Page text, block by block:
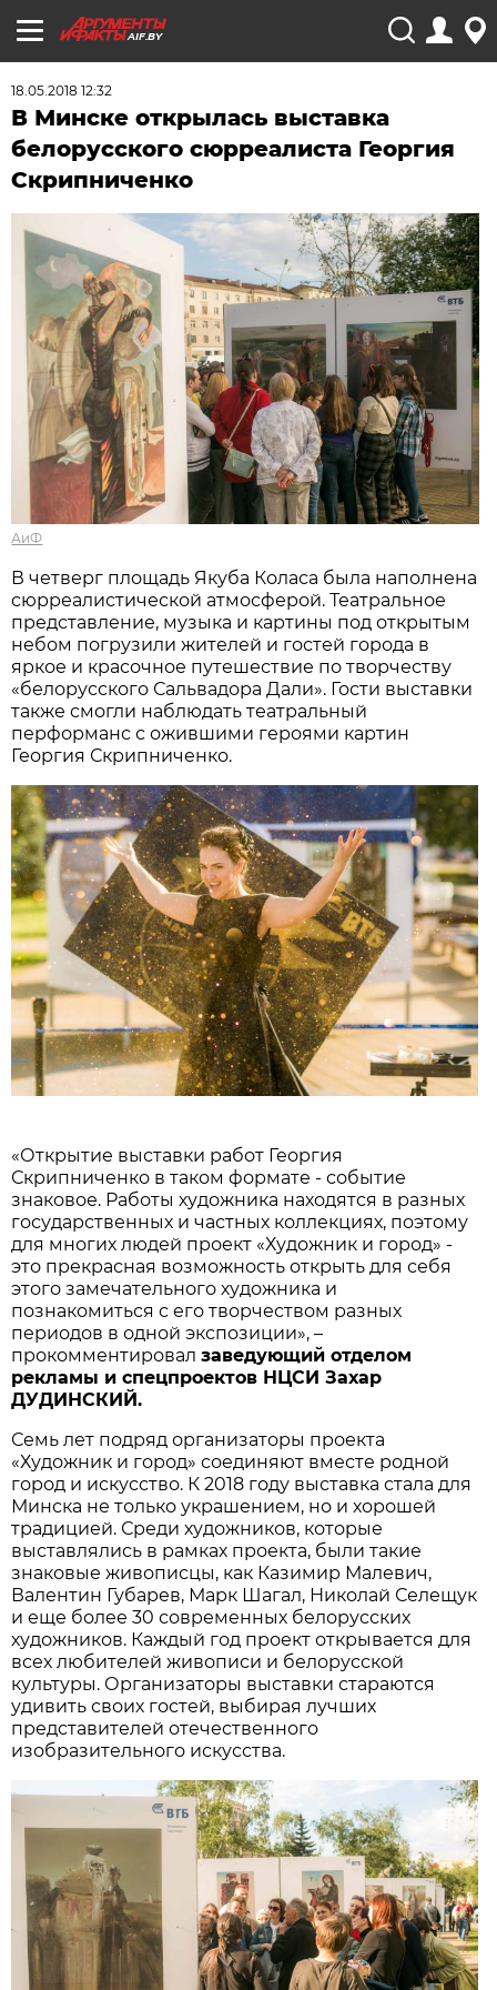
AIF.BY
18.05.2018 12:32
В Минске открылась выставка
белорусского сюрреалиста Георгия
Скрипниченко
АиФ
В четверг площадь Якуба Коласа была наполнена
сюрреалистической атмосферой. Театральное
представление, музыка и картины под открытым
небом погрузили жителей и гостей города в
яркое и красочное путешествие по творчеству
«белорусского Сальвадора Дали». Гости выставки
также смогли наблюдать театральный
перформанс с ожившими героями картин
Георгия Скрипниченко.
«Открытие выставки работ Георгия
Скрипниченко в таком формате - событие
знаковое. Работы художника находятся в разных
государственных и частных коллекциях, поэтому
для многих людей проект «Художник и город» -
это прекрасная возможность открыть для себя
этого замечательного художника и
познакомиться с его творчеством разных
периодов в одной экспозиции», –
прокомментировалзаведующий отделом
рекламы и спецпроектов НЦСИ Захар
ДУДИНСКИЙ.
Семь лет подряд организаторы проекта
«Художник и город» соединяют вместе родной
город и искусство. К 2018 году выставка стала для
Минска не только украшением, но и хорошей
традицией. Среди художников, которые
выставлялись в рамках проекта, были такие
знаковые живописцы, как Казимир Малевич,
Валентин Губарев, Марк Шагал, Николай Селещук
и еще более 30 современных белорусских
художников. Каждый год проект открывается для
всех любителей живописи и белорусской
культуры. Организаторы выставки стараются
удивить своих гостей, выбирая лучших
представителей отечественного
изобразительного искусства.